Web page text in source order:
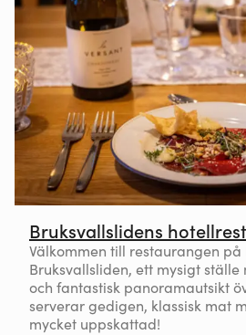
Bruksvallslidens
Välkommen till restaurangen på
Bruksvallsliden, ett mysigt
och fantastisk panoramautsikt
serverar gedigen, klassisk mat
mycket uppskattad!